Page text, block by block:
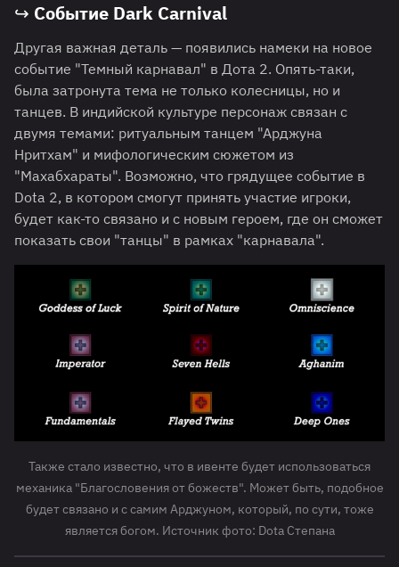
↪ Событие Dark Carnival
Другая важная деталь — появились намеки на новое
событие "Темный карнавал" в Дота 2. Опять-таки,
была затронута тема не только колесницы, но и
танцев. В индийской культуре персонаж связан с
двумя темами: ритуальным танцем "Арджуна
Нритхам" и мифологическим сюжетом из
"Махабхараты". Возможно, что грядущее событие в
Dota 2, в котором смогут принять участие игроки,
будет как-то связано и с новым героем, где он сможет
показать свои "танцы" в рамках "карнавала".
Также стало известно, что в ивенте будет использоваться
механика "Благословения от божеств". Может быть, подобное
будет связано и с самим Арджуном, который, по сути, тоже
является богом. Источник фото: Dota Степана